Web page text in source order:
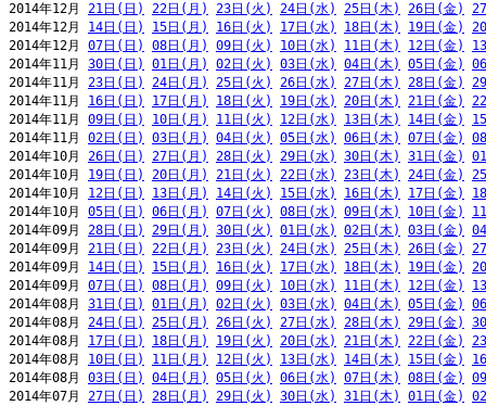
2014年12月 21日(日) 22日(月) 23日(火) 24日(水) 25日(木) 26日(金)
2014年12月 14日(日) 15日(月) 16日(火) 17日(水) 18日(木) 19日(金)
2014年12月 07日(日) 08日(月) 09日(火) 10日(水) 11日(木) 12日(金)
2014年11月 30日(日) 01日(月) 02日(火) 03日(水) 04日(木) 05日(金)
2014年11月 23日(日) 24日(月) 25日(火) 26日(水) 27日(木) 28日(金)
2014年11月 16日(日) 17日(月) 18日(火) 19日(水) 20日(木) 21日(金)
2014年11月 09日(日) 10日(月) 11日(火) 12日(水) 13日(木) 14日(金)
2014年11月 02日(日) 03日(月) 04日(火) 05日(水) 06日(木) 07日(金)
2014年10月 26日(日) 27日(月) 28日(火) 29日(水) 30日(木) 31日(金)
2014年10月 19日(日) 20日(月) 21日(火) 22日(水) 23日(木) 24日(金)
2014年10月 12日(日) 13日(月) 14日(火) 15日(水) 16日(木) 17日(金)
2014年10月 05日(日) 06日(月) 07日(火) 08日(水) 09日(木) 10日(金)
2014年09月 28日(日) 29日(月) 30日(火) 01日(水) 02日(木) 03日(金)
2014年09月 21日(日) 22日(月) 23日(火) 24日(水) 25日(木) 26日(金)
2014年09月 14日(日) 15日(月) 16日(火) 17日(水) 18日(木) 19日(金)
2014年09月 07日(日) 08日(月) 09日(火) 10日(水) 11日(木) 12日(金)
2014年08月 31日(日) 01日(月) 02日(火) 03日(水) 04日(木) 05日(金)
2014年08月 24日(日) 25日(月) 26日(火) 27日(水) 28日(木) 29日(金)
2014年08月 17日(日) 18日(月) 19日(火) 20日(水) 21日(木) 22日(金)
2014年08月 10日(日) 11日(月) 12日(火) 13日(水) 14日(木) 15日(金)
2014年08月 03日(日) 04日(月) 05日(火) 06日(水) 07日(木) 08日(金)
2014年07月 27日(日) 28日(月) 29日(火) 30日(水) 31日(木) 01日(金)